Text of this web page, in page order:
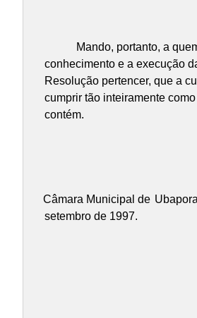
Mando, portanto, a
conhecimento e a execução
Resolução pertencer, que a
cumprir tão inteiramente
contém.
Câmara Municipal de
setembro de 1997.